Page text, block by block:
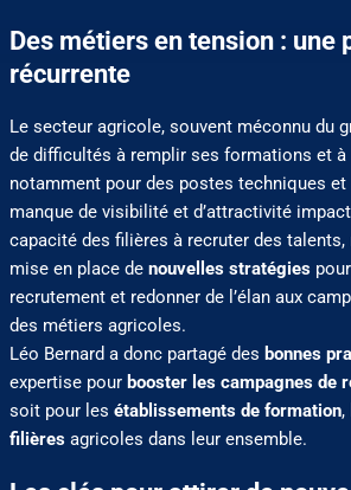
Des métiers en tension : une
récurrente
Le secteur agricole, souvent méconnu du
de difficultés à remplir ses formations et
notamment pour des postes techniques
manque de visibilité et d’attractivité
capacité des filières à recruter des talents,
mise en place de nouvelles stratégiespour
recrutement et redonner de l’élan aux
des métiers agricoles.
Léo Bernard a donc partagé des bonnes
expertise pour booster les campagnes de
soit pour les établissements de formation,
filièresagricoles dans leur ensemble.